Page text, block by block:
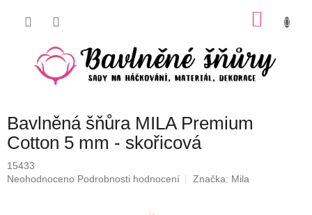
Bavlněná šňůra MILA Premium
Cotton 5 mm - skořicová
15433
Průměrné
Neohodnoceno Podrobnosti hodnocení Značka: Mila